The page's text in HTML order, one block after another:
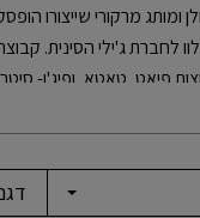
מכרה אותן לטאטא ההודית. כמו כן, בשנת 2010 מכרה את אחזקותיה בוולוו
פעולה עם וולבו ועם קבוצות פיאט, טאטא,